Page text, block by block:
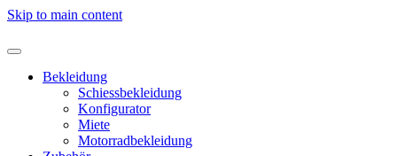
Skip to main content
Bekleidung
Schiessbekleidung
Konfigurator
Miete
Motorradbekleidung